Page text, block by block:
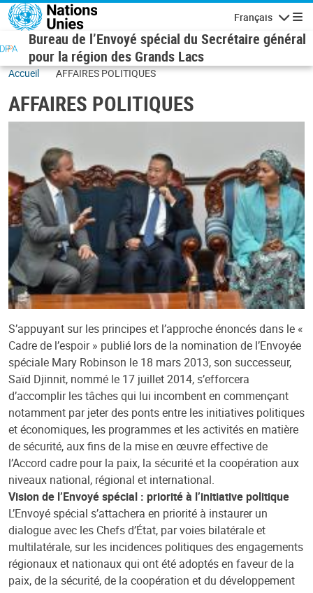
Aller au contenu principal
Français
Bureau de l’Envoyé spécial du Secrétaire général
pour la région des Grands Lacs
Accueil AFFAIRES POLITIQUES
AFFAIRES POLITIQUES
S’appuyant sur les principes et l’approche énoncés dans le «
Cadre de l’espoir » publié lors de la nomination de l’Envoyée
spéciale Mary Robinson le 18 mars 2013, son successeur,
Saïd Djinnit, nommé le 17 juillet 2014, s’efforcera
d’accomplir les tâches qui lui incombent en commençant
notamment par jeter des ponts entre les initiatives politiques
et économiques, les programmes et les activités en matière
de sécurité, aux fins de la mise en œuvre effective de
l’Accord cadre pour la paix, la sécurité et la coopération aux
niveaux national, régional et international.
Vision de l’Envoyé spécial : priorité à l’initiative politique
L’Envoyé spécial s’attachera en priorité à instaurer un
dialogue avec les Chefs d’État, par voies bilatérale et
multilatérale, sur les incidences politiques des engagements
régionaux et nationaux qui ont été adoptés en faveur de la
paix, de la sécurité, de la coopération et du développement